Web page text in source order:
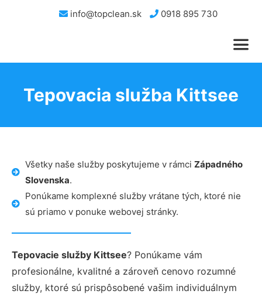
info@topclean.sk 0918 895 730
Tepovacia služba Kittsee
Všetky naše služby poskytujeme v rámci Západného
Slovenska.
Ponúkame komplexné služby vrátane tých, ktoré nie
sú priamo v ponuke webovej stránky.
Tepovacie služby Kittsee? Ponúkame vám
profesionálne, kvalitné a zároveň cenovo rozumné
služby, ktoré sú prispôsobené vašim individuálnym